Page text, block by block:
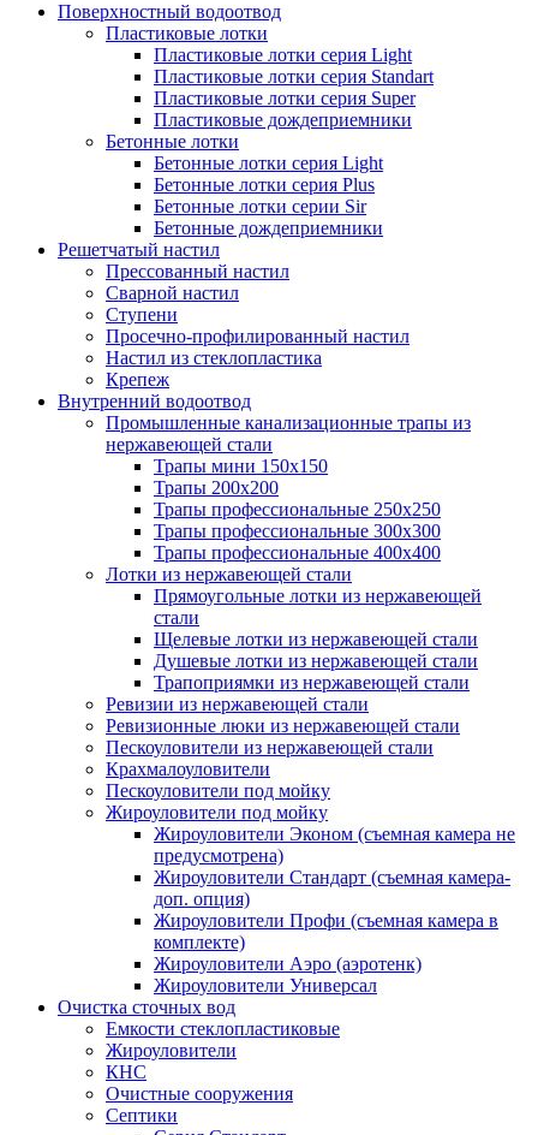
Поверхностный водоотвод
Пластиковые лотки
Пластиковые лотки серия Light
Пластиковые лотки серия Standart
Пластиковые лотки серия Super
Пластиковые дождеприемники
Бетонные лотки
Бетонные лотки серия Light
Бетонные лотки серия Plus
Бетонные лотки серии Sir
Бетонные дождеприемники
Решетчатый настил
Прессованный настил
Сварной настил
Ступени
Просечно-профилированный настил
Настил из стеклопластика
Крепеж
Внутренний водоотвод
Промышленные канализационные трапы из
нержавеющей стали
Трапы мини 150х150
Трапы 200х200
Трапы профессиональные 250х250
Трапы профессиональные 300х300
Трапы профессиональные 400х400
Лотки из нержавеющей стали
Прямоугольные лотки из нержавеющей
стали
Щелевые лотки из нержавеющей стали
Душевые лотки из нержавеющей стали
Трапоприямки из нержавеющей стали
Ревизии из нержавеющей стали
Ревизионные люки из нержавеющей стали
Пескоуловители из нержавеющей стали
Крахмалоуловители
Пескоуловители под мойку
Жироуловители под мойку
Жироуловители Эконом (съемная камера не
предусмотрена)
Жироуловители Стандарт (съемная камера-
доп. опция)
Жироуловители Профи (съемная камера в
комплекте)
Жироуловители Аэро (аэротенк)
Жироуловители Универсал
Очистка сточных вод
Емкости стеклопластиковые
Жироуловители
КНС
Очистные сооружения
Септики